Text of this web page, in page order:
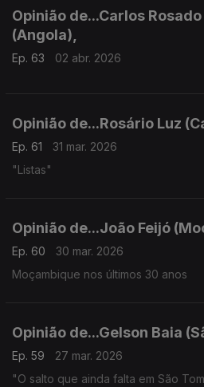
Opinião de...Carlos
(Angola),
Ep. 63 02 abr. 2026
Opinião de...Rosário Luz
Ep. 61
31 mar. 2026
"Listas"
Opinião de...João Feijó
Ep. 60
30 mar. 2026
Moçambique nos últimos 30 anos
Opinião de...Gelson Baia
Ep. 59
27 mar. 2026
"O salto que ainda falta em São